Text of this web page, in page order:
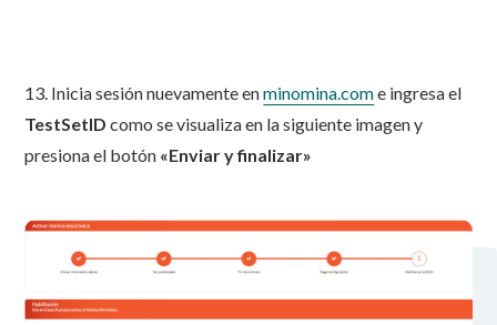
13. Inicia sesión nuevamente enminomina.come ingresa el
TestSetID como se visualiza en la siguiente imagen y
presiona el botón «Enviar y finalizar»